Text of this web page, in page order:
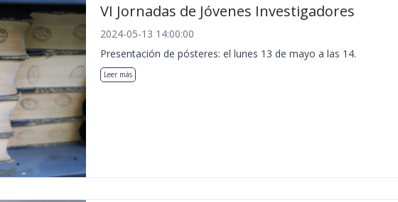
VI Jornadas de Jóvenes Investigadores
2024-05-13 14:00:00
Presentación de pósteres: el lunes 13 de mayo a las 14.
Leer más